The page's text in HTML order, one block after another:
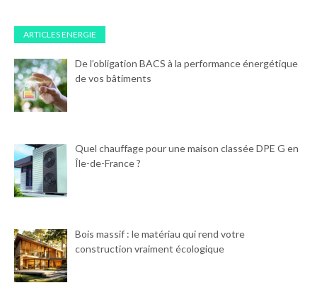
ARTICLES ENERGIE
De l’obligation BACS à la performance énergétique
de vos bâtiments
Quel chauffage pour une maison classée DPE G en
Île-de-France ?
Bois massif : le matériau qui rend votre
construction vraiment écologique